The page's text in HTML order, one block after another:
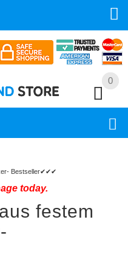
0
0
Bestseller✔✔✔
today.
festem